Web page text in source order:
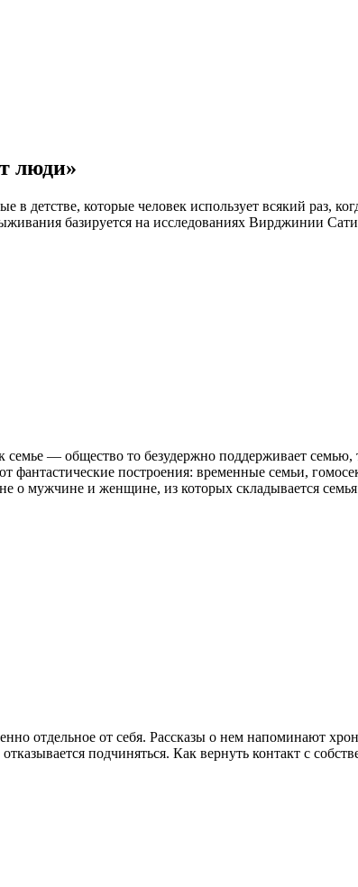
люди»
которые человек использует всякий раз,
базируется на исследованиях Вирджинии
— общество то безудержно поддерживает семью,
фантастические построения: временные семьи,
о мужчине и женщине, из которых складывается
отдельное от себя. Рассказы о нем напоминают
подчиняться. Как вернуть контакт с